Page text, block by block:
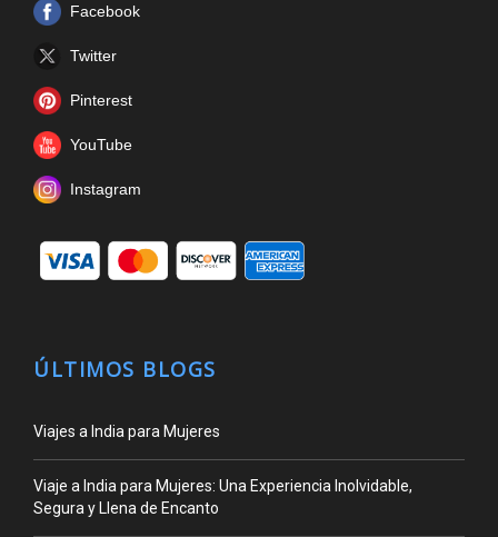
Facebook
Twitter
Pinterest
YouTube
Instagram
ÚLTIMOS BLOGS
Viajes a India para Mujeres
Viaje a India para Mujeres: Una Experiencia Inolvidable,
Segura y Llena de Encanto